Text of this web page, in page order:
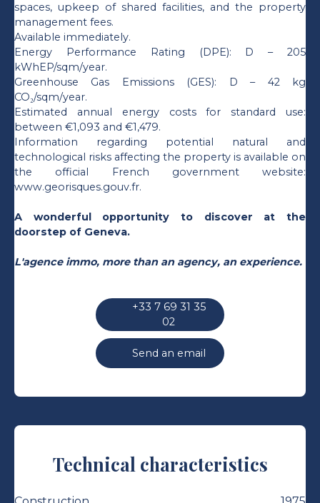
spaces, upkeep of shared facilities, and the property
management fees.
Available immediately.
Energy Performance Rating (DPE): D – 205
kWhEP/sqm/year.
Greenhouse Gas Emissions (GES): D – 42 kg
CO₂/sqm/year.
Estimated annual energy costs for standard use:
between €1,093 and €1,479.
Information regarding potential natural and
technological risks affecting the property is available on
the official French government website:
www.georisques.gouv.fr.
A wonderful opportunity to discover at the
doorstep of Geneva.
L'agence immo, more than an agency, an experience.
+33 7 69 31 35
02
Send an email
Technical characteristics